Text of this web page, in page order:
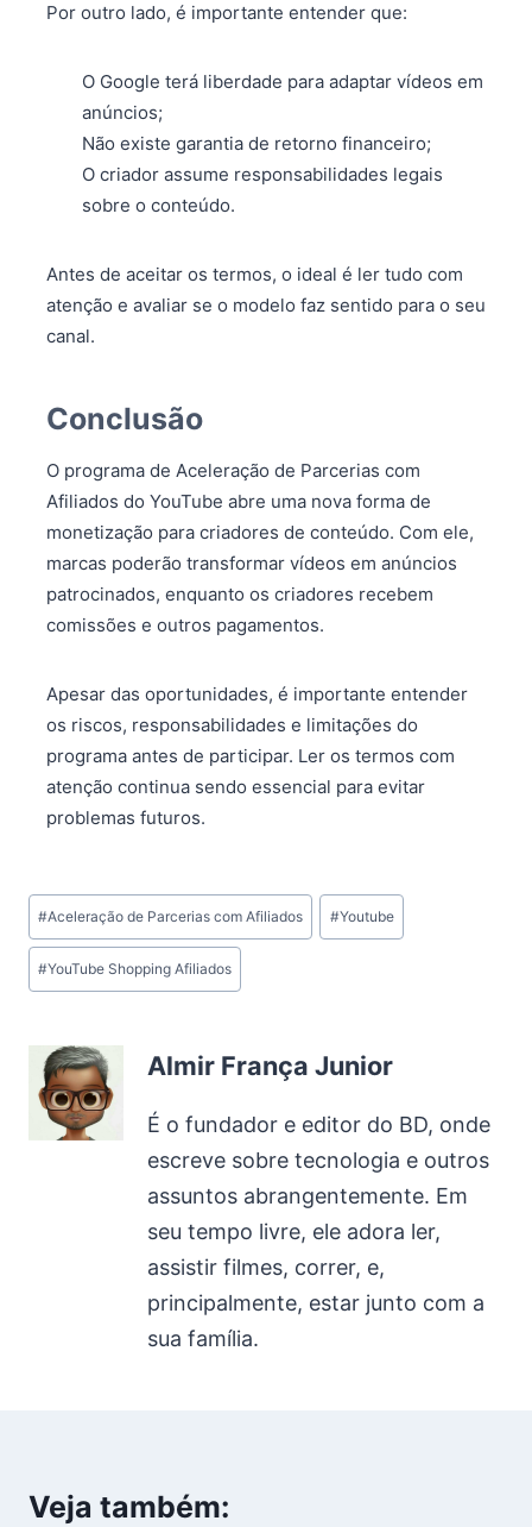
Por outro lado, é importante entender que:
O Google terá liberdade para adaptar vídeos em
anúncios;
Não existe garantia de retorno financeiro;
O criador assume responsabilidades legais
sobre o conteúdo.
Antes de aceitar os termos, o ideal é ler tudo com
atenção e avaliar se o modelo faz sentido para o seu
canal.
Conclusão
O programa de Aceleração de Parcerias com
Afiliados do YouTube abre uma nova forma de
monetização para criadores de conteúdo. Com ele,
marcas poderão transformar vídeos em anúncios
patrocinados, enquanto os criadores recebem
comissões e outros pagamentos.
Apesar das oportunidades, é importante entender
os riscos, responsabilidades e limitações do
programa antes de participar. Ler os termos com
atenção continua sendo essencial para evitar
problemas futuros.
Tags
do
Post:
#Aceleração de Parcerias com Afiliados #Youtube
#YouTube Shopping Afiliados
Almir França Junior
É o fundador e editor do BD, onde
escreve sobre tecnologia e outros
assuntos abrangentemente. Em
seu tempo livre, ele adora ler,
assistir filmes, correr, e,
principalmente, estar junto com a
sua família.
Veja também: